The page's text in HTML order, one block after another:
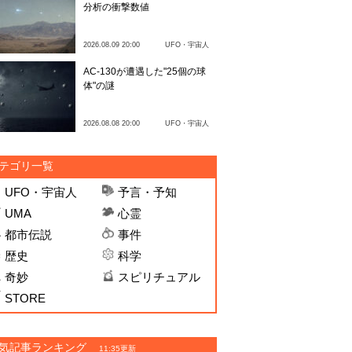
分析の衝撃数値
2026.08.09 20:00 UFO・宇宙人
AC-130が遭遇した"25個の球
体"の謎
2026.08.08 20:00 UFO・宇宙人
ゴリ一覧
UFO・宇宙人
予言・予知
UMA
心霊
都市伝説
事件
歴史
科学
奇妙
スピリチュアル
STORE
記事ランキング 11:35更新